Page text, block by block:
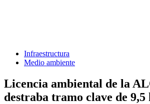
Infraestructura
Medio ambiente
Licencia ambiental de la
destraba tramo clave de 9,5